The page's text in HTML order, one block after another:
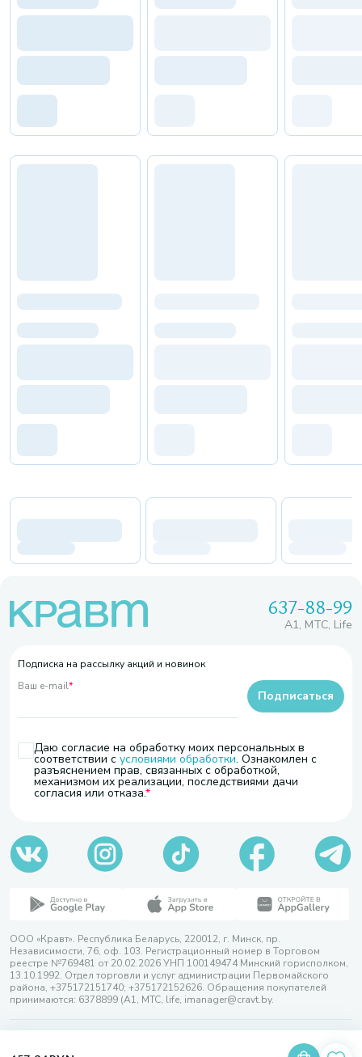
637-88-99
A1, МТС, Life
Подписка на рассылку акций и новинок
Ваш e-mail*
Даю согласие на обработку моих персональных в
соответствии с условиями обработки. Ознакомлен с
разъяснением прав, связанных с обработкой,
механизмом их реализации, последствиями дачи
согласия или отказа.
Подписаться
ООО «Кравт». Республика Беларусь, 220012, г. Минск, пр.
Независимости, 76, оф. 103. Регистрационный номер в Торговом
реестре №769481 от 20.02.2026 УНП 100149474 Минский горисполком,
13.10.1992. Отдел торговли и услуг администрации Первомайского
района, +375172151740; +375172152626. Обращения покупателей
принимаются: 6378899 (А1, МТС, life, imanager@cravt.by.